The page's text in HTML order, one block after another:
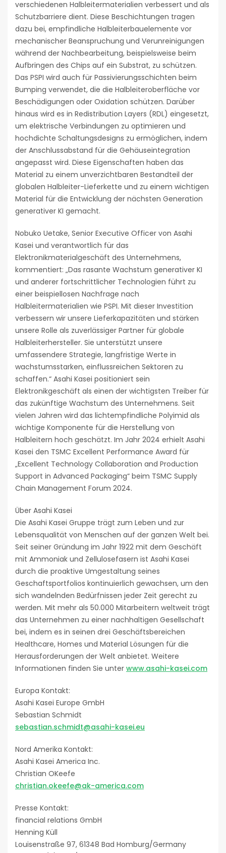
verschiedenen Halbleitermaterialien verbessert und als
Schutzbarriere dient. Diese Beschichtungen tragen
dazu bei, empfindliche Halbleiterbauelemente vor
mechanischer Beanspruchung und Verunreinigungen
während der Nachbearbeitung, beispielsweise beim
Aufbringen des Chips auf ein Substrat, zu schützen.
Das PSPI wird auch für Passivierungsschichten beim
Bumping verwendet, die die Halbleiteroberfläche vor
Beschädigungen oder Oxidation schützen. Darüber
hinaus wird es in Redistribution Layers (RDL) eingesetzt,
um elektrische Verbindungen zu optimieren und
hochdichte Schaltungsdesigns zu ermöglichen, indem
der Anschlussabstand für die Gehäuseintegration
angepasst wird. Diese Eigenschaften haben das
Material zu einem unverzichtbaren Bestandteil der
globalen Halbleiter-Lieferkette und zu einem wichtigen
Material für die Entwicklung der nächsten Generation
generativer KI gemacht.
Nobuko Uetake, Senior Executive Officer von Asahi
Kasei und verantwortlich für das
Elektronikmaterialgeschäft des Unternehmens,
kommentiert: „Das rasante Wachstum generativer KI
und anderer fortschrittlicher Technologien führt zu
einer beispiellosen Nachfrage nach
Halbleitermaterialien wie PSPI. Mit dieser Investition
verbessern wir unsere Lieferkapazitäten und stärken
unsere Rolle als zuverlässiger Partner für globale
Halbleiterhersteller. Sie unterstützt unsere
umfassendere Strategie, langfristige Werte in
wachstumsstarken, einflussreichen Sektoren zu
schaffen.“ Asahi Kasei positioniert sein
Elektronikgeschäft als einen der wichtigsten Treiber für
das zukünftige Wachstum des Unternehmens. Seit
vielen Jahren wird das lichtempfindliche Polyimid als
wichtige Komponente für die Herstellung von
Halbleitern hoch geschätzt. Im Jahr 2024 erhielt Asahi
Kasei den TSMC Excellent Performance Award für
„Excellent Technology Collaboration and Production
Support in Advanced Packaging“ beim TSMC Supply
Chain Management Forum 2024.
Über Asahi Kasei
Die Asahi Kasei Gruppe trägt zum Leben und zur
Lebensqualität von Menschen auf der ganzen Welt bei.
Seit seiner Gründung im Jahr 1922 mit dem Geschäft
mit Ammoniak und Zellulosefasern ist Asahi Kasei
durch die proaktive Umgestaltung seines
Geschaftsportfolios kontinuierlich gewachsen, um den
sich wandelnden Bedürfnissen jeder Zeit gerecht zu
werden. Mit mehr als 50.000 Mitarbeitern weltweit trägt
das Unternehmen zu einer nachhaltigen Gesellschaft
bei, indem es in seinen drei Geschäftsbereichen
Healthcare, Homes und Material Lösungen für die
Herausforderungen der Welt anbietet. Weitere
Informationen finden Sie unter www.asahi-kasei.com
Europa Kontakt:
Asahi Kasei Europe GmbH
Sebastian Schmidt
sebastian.schmidt@asahi-kasei.eu
Nord Amerika Kontakt:
Asahi Kasei America Inc.
Christian OKeefe
christian.okeefe@ak-america.com
Presse Kontakt:
financial relations GmbH
Henning Küll
Louisenstraße 97, 61348 Bad Homburg/Germany